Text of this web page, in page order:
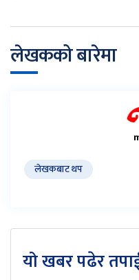
लेखकको बारेमा
लेखकबाट थप
यो खबर पढेर